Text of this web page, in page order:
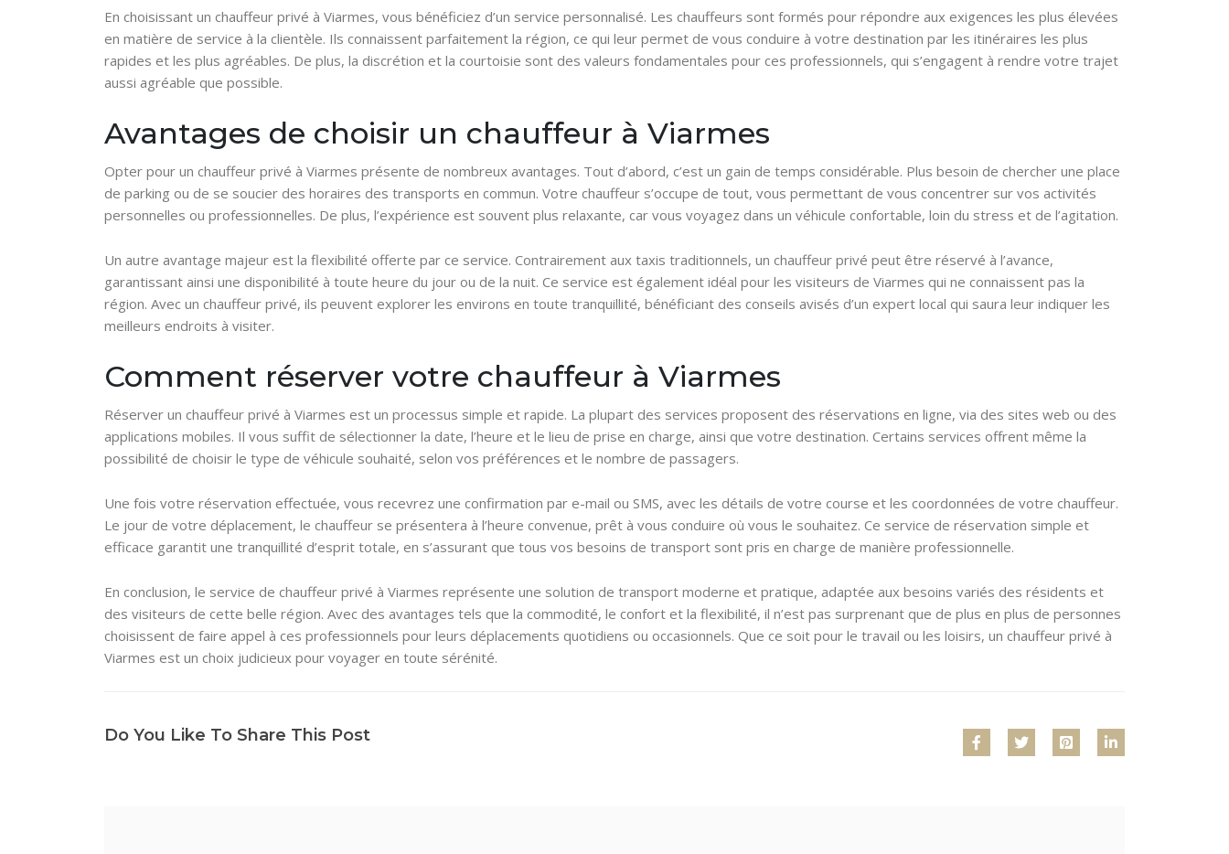
En choisissant un chauffeur privé à Viarmes, vous bénéficiez d’un service personnalisé. Les chauffeurs sont formés pour répondre aux exigences les plus élevées
en matière de service à la clientèle. Ils connaissent parfaitement la région, ce qui leur permet de vous conduire à votre destination par les itinéraires les plus
rapides et les plus agréables. De plus, la discrétion et la courtoisie sont des valeurs fondamentales pour ces professionnels, qui s’engagent à rendre votre trajet
aussi agréable que possible.
Avantages de choisir un chauffeur à Viarmes
Opter pour un chauffeur privé à Viarmes présente de nombreux avantages. Tout d’abord, c’est un gain de temps considérable. Plus besoin de chercher une place
de parking ou de se soucier des horaires des transports en commun. Votre chauffeur s’occupe de tout, vous permettant de vous concentrer sur vos activités
personnelles ou professionnelles. De plus, l’expérience est souvent plus relaxante, car vous voyagez dans un véhicule confortable, loin du stress et de l’agitation.
Un autre avantage majeur est la flexibilité offerte par ce service. Contrairement aux taxis traditionnels, un chauffeur privé peut être réservé à l’avance,
garantissant ainsi une disponibilité à toute heure du jour ou de la nuit. Ce service est également idéal pour les visiteurs de Viarmes qui ne connaissent pas la
région. Avec un chauffeur privé, ils peuvent explorer les environs en toute tranquillité, bénéficiant des conseils avisés d’un expert local qui saura leur indiquer les
meilleurs endroits à visiter.
Comment réserver votre chauffeur à Viarmes
Réserver un chauffeur privé à Viarmes est un processus simple et rapide. La plupart des services proposent des réservations en ligne, via des sites web ou des
applications mobiles. Il vous suffit de sélectionner la date, l’heure et le lieu de prise en charge, ainsi que votre destination. Certains services offrent même la
possibilité de choisir le type de véhicule souhaité, selon vos préférences et le nombre de passagers.
Une fois votre réservation effectuée, vous recevrez une confirmation par e-mail ou SMS, avec les détails de votre course et les coordonnées de votre chauffeur.
Le jour de votre déplacement, le chauffeur se présentera à l’heure convenue, prêt à vous conduire où vous le souhaitez. Ce service de réservation simple et
efficace garantit une tranquillité d’esprit totale, en s’assurant que tous vos besoins de transport sont pris en charge de manière professionnelle.
En conclusion, le service de chauffeur privé à Viarmes représente une solution de transport moderne et pratique, adaptée aux besoins variés des résidents et
des visiteurs de cette belle région. Avec des avantages tels que la commodité, le confort et la flexibilité, il n’est pas surprenant que de plus en plus de personnes
choisissent de faire appel à ces professionnels pour leurs déplacements quotidiens ou occasionnels. Que ce soit pour le travail ou les loisirs, un chauffeur privé à
Viarmes est un choix judicieux pour voyager en toute sérénité.
Do You Like To Share This Post